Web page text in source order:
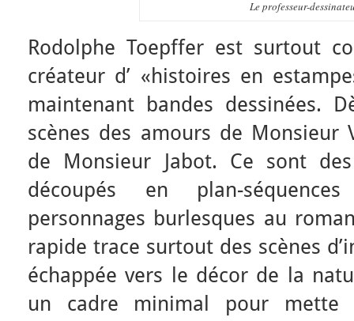
Le professeur-
Rodolphe Toepffer est surtout
créateur d’ «histoires en
maintenant bandes dessinées.
scènes des amours de Monsieur
de Monsieur Jabot. Ce sont
découpés en plan-
personnages burlesques au
rapide trace surtout des scènes
échappée vers le décor de la
un cadre minimal pour